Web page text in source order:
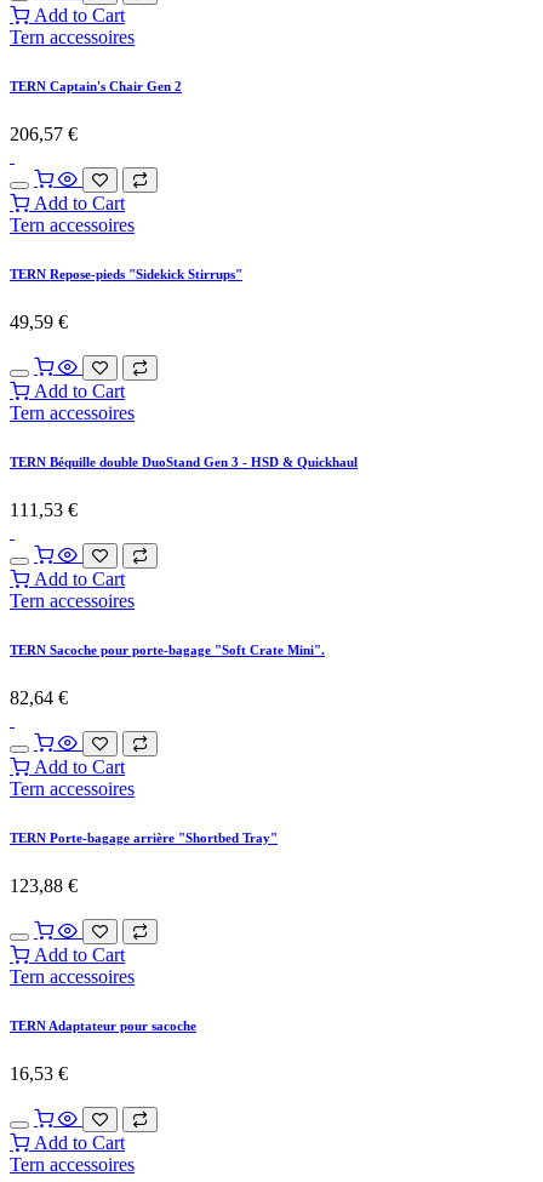
Tern accessoires
TERN Poignée "Sidekick Flat Bars"
61,98€
Tern accessoires
TERN Dog Roof Mini
78,51€
Tern accessoires
TERN siège enfant type banc "Clubhouse Mini "
132,23€
Tern accessoires
TERN Sacoches cargo hold - 37L (paires)
185,95€
Tern accessoires
TERN Captain's Chair Gen 2
206,57€
Tern accessoires
TERN Repose-pieds "Sidekick Stirrups"
49,59€